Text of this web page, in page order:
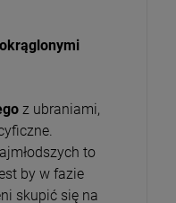
z ubraniami,
to
by w fazie
skupić się na